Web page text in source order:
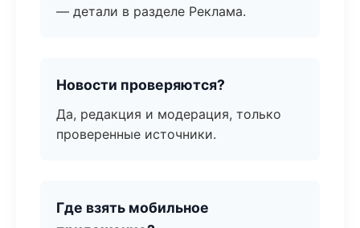
— детали в разделе Реклама.
Новости проверяются?
Да, редакция и модерация, только
проверенные источники.
Где взять мобильное